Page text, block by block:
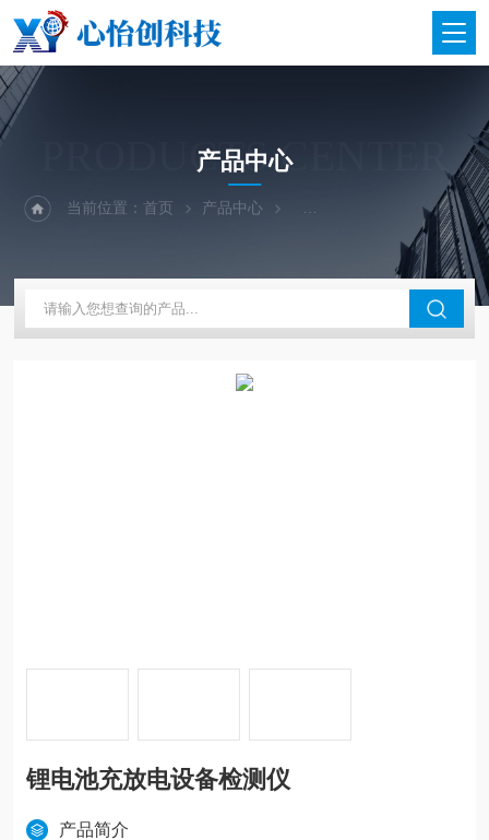
PRODUCTS CENTER
产品中心
当前位置：首页 产品中心 二手仪器-光谱-色谱-质谱
锂电池充放电设备检测仪
产品简介